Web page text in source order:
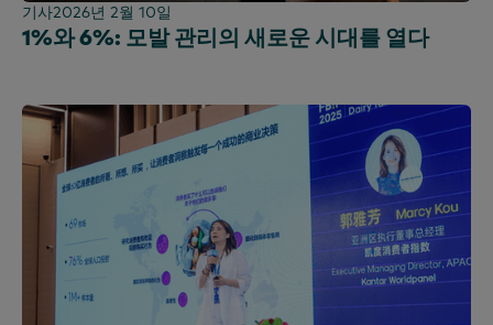
기사2026년 2월 10일
1%와 6%: 모발 관리의 새로운 시대를 열다